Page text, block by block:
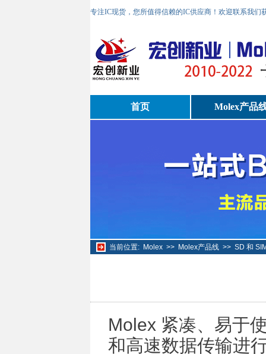
专注IC现货，您所值得信赖的IC供应商！欢迎联系我们
首页 Molex产品
当前位置: Molex>> Molex产品线>> SD 和
Molex 紧凑、易于
和高速数据传输进